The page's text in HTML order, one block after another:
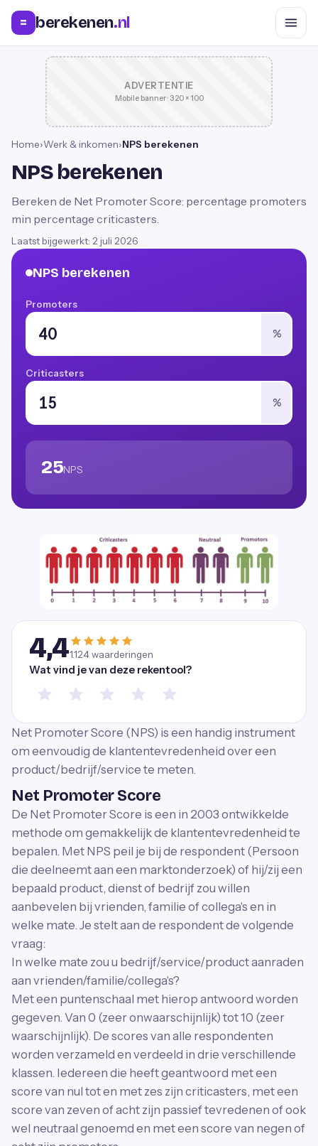
= berekenen.nl
ADVERTENTIE
Mobile banner · 320 × 100
Home›Werk & inkomen›NPS berekenen
NPS berekenen
Bereken de Net Promoter Score: percentage promoters
min percentage criticasters.
Laatst bijgewerkt: 2 juli 2026
NPS berekenen
Promoters
%
Criticasters
%
25NPS
4,41.124waarderingen
Wat vind je van deze rekentool?
Net Promoter Score (NPS) is een handig instrument
om eenvoudig de klantentevredenheid over een
product/bedrijf/service te meten.
Net Promoter Score
De Net Promoter Score is een in 2003 ontwikkelde
methode om gemakkelijk de klantentevredenheid te
bepalen. Met NPS peil je bij de respondent (Persoon
die deelneemt aan een marktonderzoek) of hij/zij een
bepaald product, dienst of bedrijf zou willen
aanbevelen bij vrienden, familie of collega's en in
welke mate. Je stelt aan de respondent de volgende
vraag:
In welke mate zou u bedrijf/service/product aanraden
aan vrienden/familie/collega's?
Met een puntenschaal met hierop antwoord worden
gegeven. Van 0 (zeer onwaarschijnlijk) tot 10 (zeer
waarschijnlijk). De scores van alle respondenten
worden verzameld en verdeeld in drie verschillende
klassen. Iedereen die heeft geantwoord met een
score van nul tot en met zes zijn criticasters, met een
score van zeven of acht zijn passief tevredenen of ook
wel neutraal genoemd en met een score van negen of